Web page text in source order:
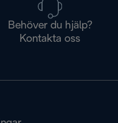
Behöver du hjälp?
Kontakta oss